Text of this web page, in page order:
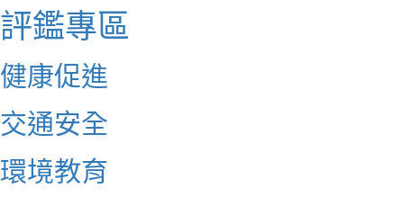
評鑑專區
健康促進
交通安全
環境教育